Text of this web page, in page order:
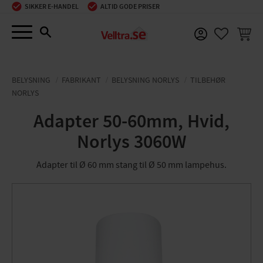
Menu
SIKKER E-HANDEL ALTID GODE PRISER
BELYSNING FABRIKANT BELYSNING NORLYS
TILBEHØR
NORLYS
Adapter 50-60mm, Hvid,
Norlys 3060W
Adapter til Ø 60 mm stang til Ø 50 mm lampehus.